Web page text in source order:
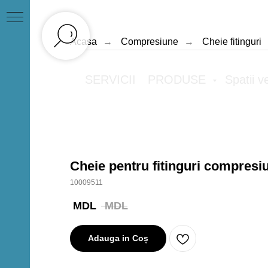
Acasa → Compresiune → Cheie fitinguri
Cheie pentru fitinguri
10009511
MDL MDL
Adauga in Coș